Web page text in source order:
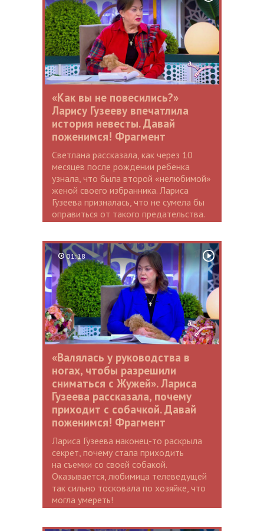
«Как вы не повесились?»
Ларису Гузееву впечатлила
история невесты. Давай
поженимся! Фрагмент
Светлана рассказала, как через 10
месяцев после рождении ребенка
узнала, что была второй «нелюбимой»
женой своего избранника. Лариса
Гузеева призналась, что не сумела бы
оправиться от такого предательства.
01:18
«Валялась у руководства в
ногах, чтобы разрешили
сниматься с Жужей». Лариса
Гузеева рассказала, почему
приходит с собачкой. Давай
поженимся! Фрагмент
Лариса Гузеева наконец-то раскрыла
секрет, почему стала приходить
на съемки со своей собакой.
Оказывается, любимица телеведущей
так сильно тосковала по хозяйке, что
могла умереть!